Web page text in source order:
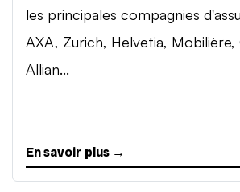
les principales compagnies
AXA, Zurich, Helvetia, Mobilière,
Allian...
En savoir plus →